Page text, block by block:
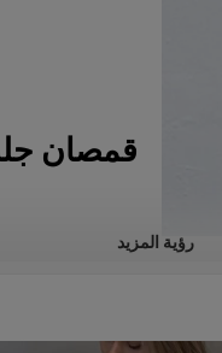
قمصان
*البوليستر
قبول شعار مخصص
رؤية المزيد